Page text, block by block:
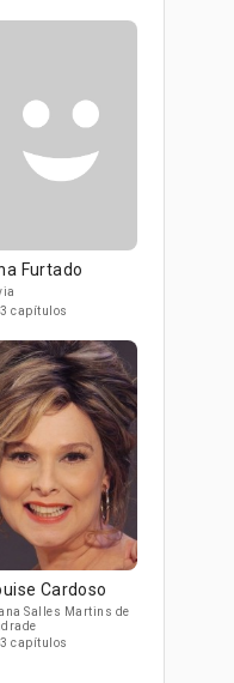
Furtado
capítulos
Cardoso
Salles Martins de
capítulos